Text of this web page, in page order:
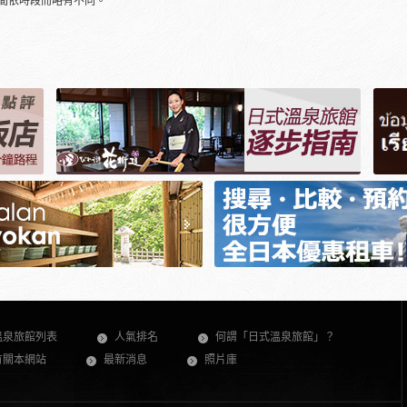
泉旅館列表 人氣排名
何謂「日式溫泉旅館」？
關本網站
最新消息 照片庫